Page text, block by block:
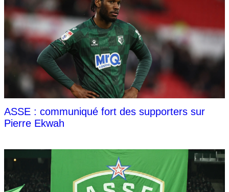
ASSE : communiqué fort des supporters sur
Pierre Ekwah